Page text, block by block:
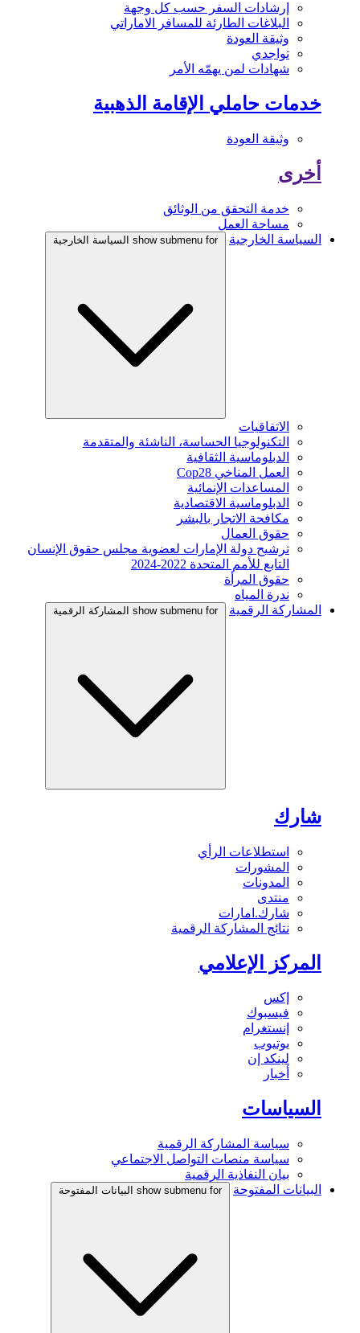
إرشادات السفر حسب كل وجهة
البلاغات الطارئة للمسافر الاماراتي
وثيقة العودة
تواجدي
شهادات لمن يهمّه الأمر
خدمات حاملي الإقامة الذهبية
وثيقة العودة
أخرى
خدمة التحقق من الوثائق
مساحة العمل
السياسة الخارجية
show submenu for السياسة الخارجية
الاتفاقيات
التكنولوجيا الحساسة، الناشئة والمتقدمة
الدبلوماسية الثقافية
العمل المناخي Cop28
المساعدات الإنمائية
الدبلوماسية الاقتصادية
مكافحة الاتجار بالبشر
حقوق العمال
ترشيح دولة الإمارات لعضوية مجلس حقوق الإنسان
التابع للأمم المتحدة 2022-2024
حقوق المرأة
ندرة المياه
المشاركة الرقمية
show submenu for المشاركة الرقمية
شارك
استطلاعات الرأي
المشورات
المدونات
منتدى
شارك.امارات
نتائج المشاركة الرقمية
المركز الإعلامي
إكس
فيسبوك
إنستغرام
يوتيوب
لينكد إن
أخبار
السياسات
سياسة المشاركة الرقمية
سياسة منصات التواصل الاجتماعي
بيان النفاذية الرقمية
البيانات المفتوحة
show submenu for البيانات المفتوحة